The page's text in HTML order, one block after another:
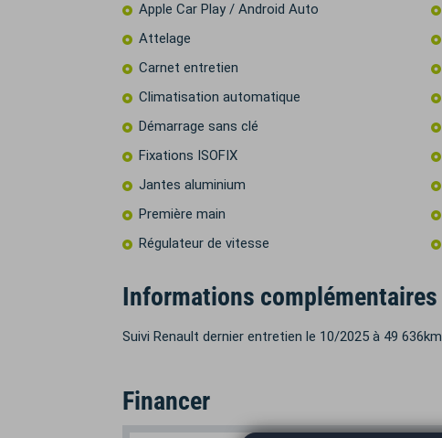
Apple Car Play / Android Auto
Attelage
Carnet entretien
Climatisation automatique
Démarrage sans clé
Fixations ISOFIX
Jantes aluminium
Première main
Régulateur de vitesse
Informations complémentaires
Suivi Renault dernier entretien le 10/2025 à 49 636km
Financer